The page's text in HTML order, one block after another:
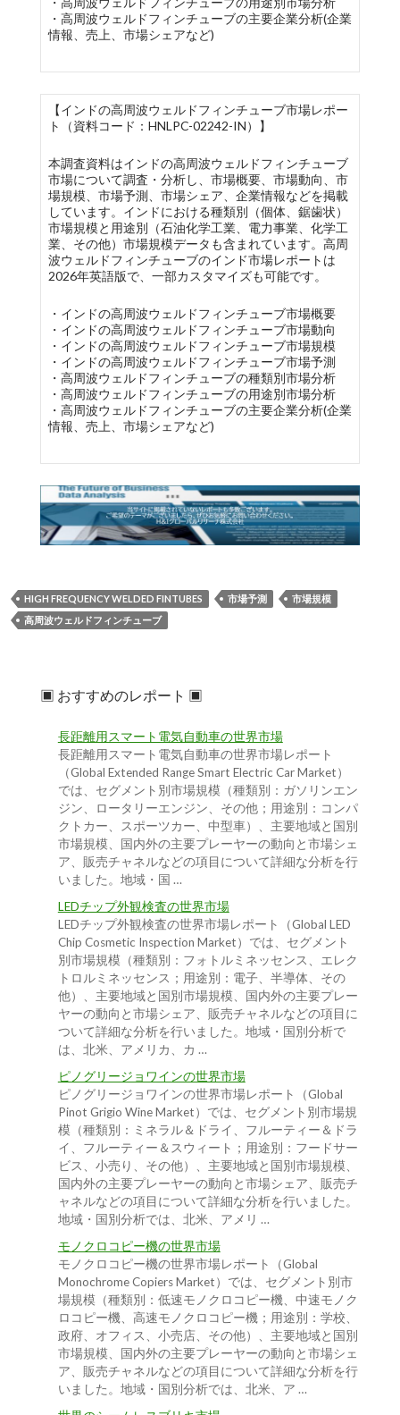
・高周波ウェルドフィンチューブの主要企業分析(企業
情報、売上、市場シェアなど)
【インドの高周波ウェルドフィンチューブ市場レポー
ト（資料コード：HNLPC-02242-IN）】
本調査資料はインドの高周波ウェルドフィンチューブ
市場について調査・分析し、市場概要、市場動向、市
場規模、市場予測、市場シェア、企業情報などを掲載
しています。インドにおける種類別（個体、鋸歯状）
市場規模と用途別（石油化学工業、電力事業、化学工
業、その他）市場規模データも含まれています。高周
波ウェルドフィンチューブのインド市場レポートは
2026年英語版で、一部カスタマイズも可能です。
・インドの高周波ウェルドフィンチューブ市場概要
・インドの高周波ウェルドフィンチューブ市場動向
・インドの高周波ウェルドフィンチューブ市場規模
・インドの高周波ウェルドフィンチューブ市場予測
・高周波ウェルドフィンチューブの種類別市場分析
・高周波ウェルドフィンチューブの用途別市場分析
・高周波ウェルドフィンチューブの主要企業分析(企業
情報、売上、市場シェアなど)
HIGH FREQUENCY WELDED FINTUBES 市場予測
市場規模
高周波ウェルドフィンチューブ
▣ おすすめのレポート ▣
長距離用スマート電気自動車の世界市場
長距離用スマート電気自動車の世界市場レポート
（Global Extended Range Smart Electric Car Market）
では、セグメント別市場規模（種類別：ガソリンエン
ジン、ロータリーエンジン、その他；用途別：コンパ
クトカー、スポーツカー、中型車）、主要地域と国別
市場規模、国内外の主要プレーヤーの動向と市場シェ
ア、販売チャネルなどの項目について詳細な分析を行
いました。地域・国 …
LEDチップ外観検査の世界市場
LEDチップ外観検査の世界市場レポート（Global LED
Chip Cosmetic Inspection Market）では、セグメント
別市場規模（種類別：フォトルミネッセンス、エレク
トロルミネッセンス；用途別：電子、半導体、その
他）、主要地域と国別市場規模、国内外の主要プレー
ヤーの動向と市場シェア、販売チャネルなどの項目に
ついて詳細な分析を行いました。地域・国別分析で
は、北米、アメリカ、カ …
ピノグリージョワインの世界市場
ピノグリージョワインの世界市場レポート（Global
Pinot Grigio Wine Market）では、セグメント別市場規
模（種類別：ミネラル＆ドライ、フルーティー＆ドラ
イ、フルーティー＆スウィート；用途別：フードサー
ビス、小売り、その他）、主要地域と国別市場規模、
国内外の主要プレーヤーの動向と市場シェア、販売チ
ャネルなどの項目について詳細な分析を行いました。
地域・国別分析では、北米、アメリ …
モノクロコピー機の世界市場
モノクロコピー機の世界市場レポート（Global
Monochrome Copiers Market）では、セグメント別市
場規模（種類別：低速モノクロコピー機、中速モノク
ロコピー機、高速モノクロコピー機；用途別：学校、
政府、オフィス、小売店、その他）、主要地域と国別
市場規模、国内外の主要プレーヤーの動向と市場シェ
ア、販売チャネルなどの項目について詳細な分析を行
いました。地域・国別分析では、北米、ア …